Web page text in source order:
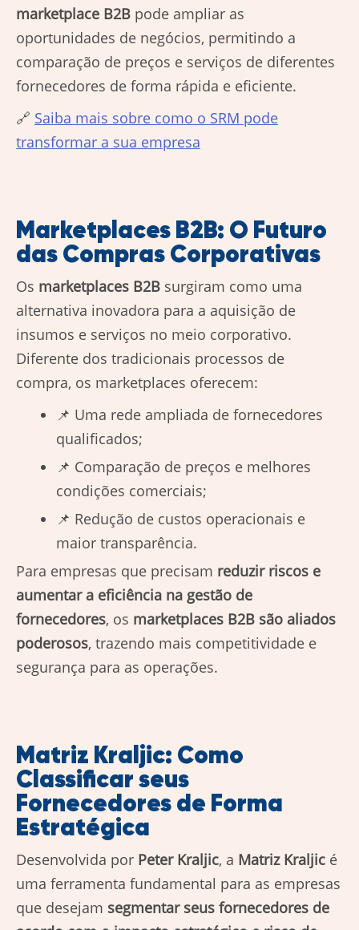
marketplace B2B pode ampliar as
oportunidades de negócios, permitindo a
comparação de preços e serviços de diferentes
fornecedores de forma rápida e eficiente.
🔗 Saiba mais sobre como o SRM pode
transformar a sua empresa
Marketplaces B2B: O Futuro
das Compras Corporativas
Os marketplaces B2B surgiram como uma
alternativa inovadora para a aquisição de
insumos e serviços no meio corporativo.
Diferente dos tradicionais processos de
compra, os marketplaces oferecem:
📌 Uma rede ampliada de fornecedores
qualificados;
📌 Comparação de preços e melhores
condições comerciais;
📌 Redução de custos operacionais e
maior transparência.
Para empresas que precisam reduzir riscos e
aumentar a eficiência na gestão de
fornecedores, os marketplaces B2B são aliados
poderosos, trazendo mais competitividade e
segurança para as operações.
Matriz Kraljic: Como
Classificar seus
Fornecedores de Forma
Estratégica
Desenvolvida por Peter Kraljic, a Matriz Kraljic é
uma ferramenta fundamental para as empresas
que desejam segmentar seus fornecedores de